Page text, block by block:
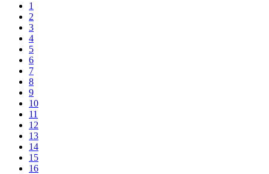
1
2
3
4
5
6
7
8
9
10
11
12
13
14
15
16